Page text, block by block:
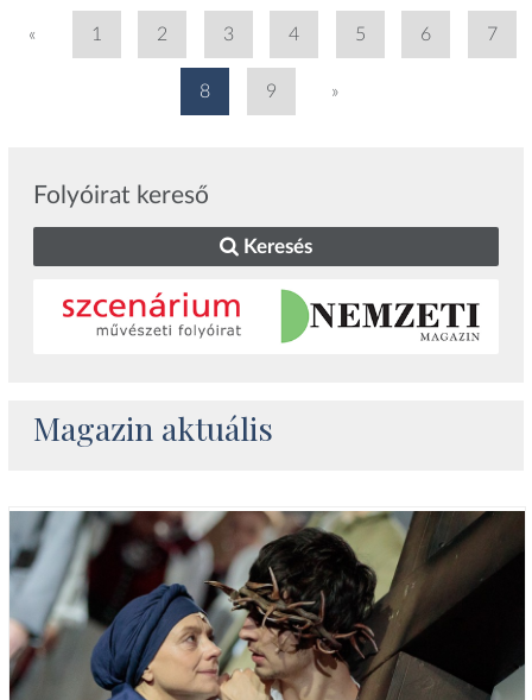
« 1 2 3 4 5 6 7
8 9 »
Folyóirat kereső
Keresés
Magazin aktuális